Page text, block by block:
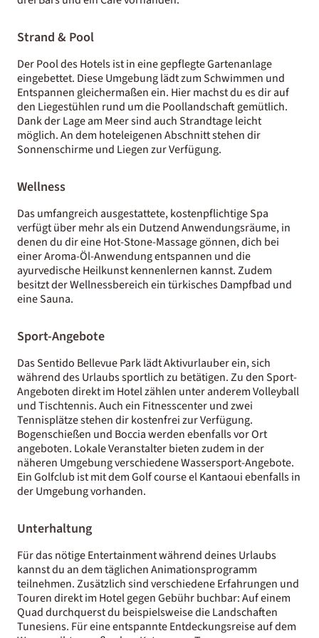
Strand & Pool
Der Pool des Hotels ist in eine gepflegte Gartenanlage
eingebettet. Diese Umgebung lädt zum Schwimmen und
Entspannen gleichermaßen ein. Hier machst du es dir auf
den Liegestühlen rund um die Poollandschaft gemütlich.
Dank der Lage am Meer sind auch Strandtage leicht
möglich. An dem hoteleigenen Abschnitt stehen dir
Sonnenschirme und Liegen zur Verfügung.
Wellness
Das umfangreich ausgestattete, kostenpflichtige Spa
verfügt über mehr als ein Dutzend Anwendungsräume, in
denen du dir eine Hot-Stone-Massage gönnen, dich bei
einer Aroma-Öl-Anwendung entspannen und die
ayurvedische Heilkunst kennenlernen kannst. Zudem
besitzt der Wellnessbereich ein türkisches Dampfbad und
eine Sauna.
Sport-Angebote
Das Sentido Bellevue Park lädt Aktivurlauber ein, sich
während des Urlaubs sportlich zu betätigen. Zu den Sport-
Angeboten direkt im Hotel zählen unter anderem Volleyball
und Tischtennis. Auch ein Fitnesscenter und zwei
Tennisplätze stehen dir kostenfrei zur Verfügung.
Bogenschießen und Boccia werden ebenfalls vor Ort
angeboten. Lokale Veranstalter bieten zudem in der
näheren Umgebung verschiedene Wassersport-Angebote.
Ein Golfclub ist mit dem Golf course el Kantaoui ebenfalls in
der Umgebung vorhanden.
Unterhaltung
Für das nötige Entertainment während deines Urlaubs
kannst du an dem täglichen Animationsprogramm
teilnehmen. Zusätzlich sind verschiedene Erfahrungen und
Touren direkt im Hotel gegen Gebühr buchbar: Auf einem
Quad durchquerst du beispielsweise die Landschaften
Tunesiens. Für eine entspannte Entdeckungsreise auf dem